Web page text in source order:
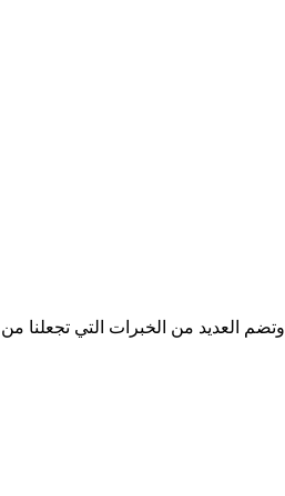
شركة دالرحمن كلين هي شركة متخصصة في المقاولات العامة وتنظيف وتعقيم المنازل في جميع انحاء المملكة العربية السعودية تاسست عام